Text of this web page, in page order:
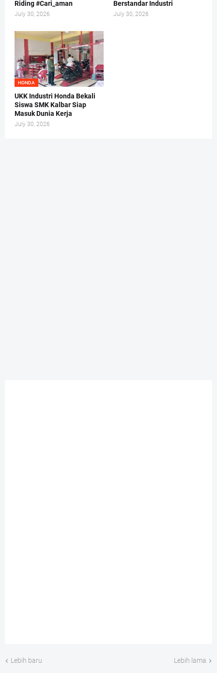
Riding #Cari_aman
July 30, 2026
Berstandar Industri
July 30, 2026
HONDA
UKK Industri Honda Bekali
Siswa SMK Kalbar Siap
Masuk Dunia Kerja
July 30, 2026
Lebih baru Lebih lama